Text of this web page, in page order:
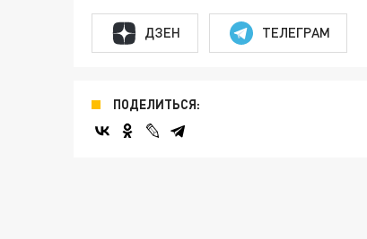
ДЗЕН ТЕЛЕГРАМ
ПОДЕЛИТЬСЯ: